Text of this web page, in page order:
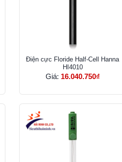
Điện cực Floride Half-Cell Hanna
HI4010
Giá: 16.040.750₫